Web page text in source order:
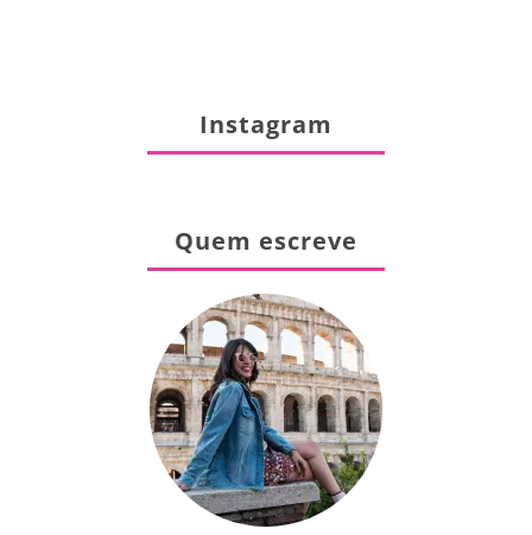
Instagram
Quem escreve